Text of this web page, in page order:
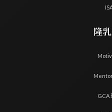
隆
GCA